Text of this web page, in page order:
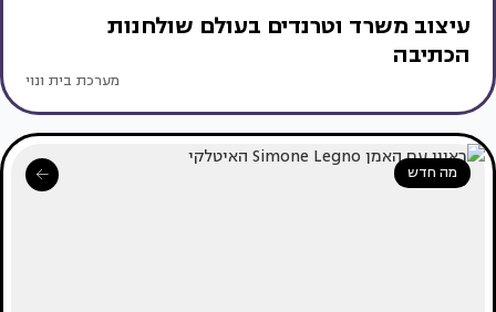
עיצוב משרד וטרנדים בעולם שולחנות
הכתיבה
מערכת בית ונוי
מה חדש